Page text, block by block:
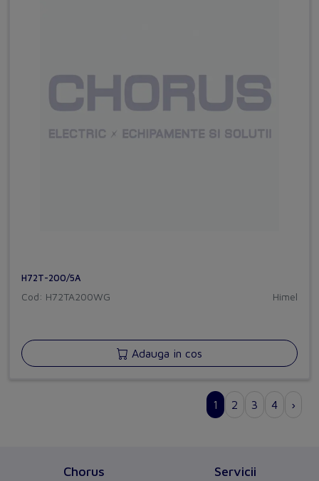
H72T-200/5A
Cod: H72TA200WG Himel
Adauga in cos
Chorus Servicii